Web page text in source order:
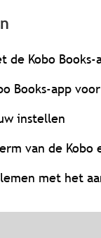
de Kobo
Books-app
instellen
van de Kobo
met het